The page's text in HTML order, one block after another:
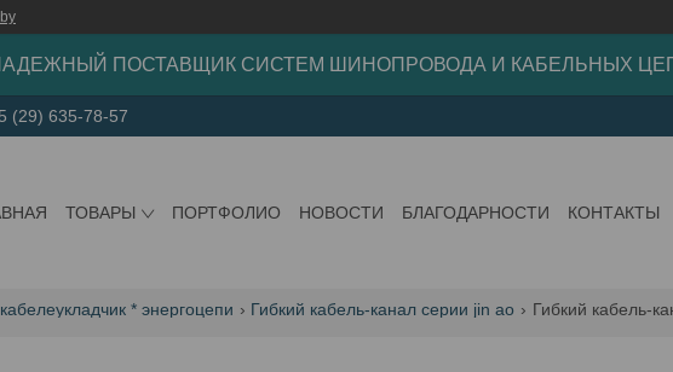
ПОСТАВЩИК СИСТЕМ ШИНОПРОВОДА И КАБЕЛЬНЫХ
(29) 635-78-57
ТОВАРЫ ПОРТФОЛИО НОВОСТИ БЛАГОДАРНОСТИ КОНТАКТЫ
* энергоцепи Гибкий кабель-канал серии jin ao Гибкий кабель-